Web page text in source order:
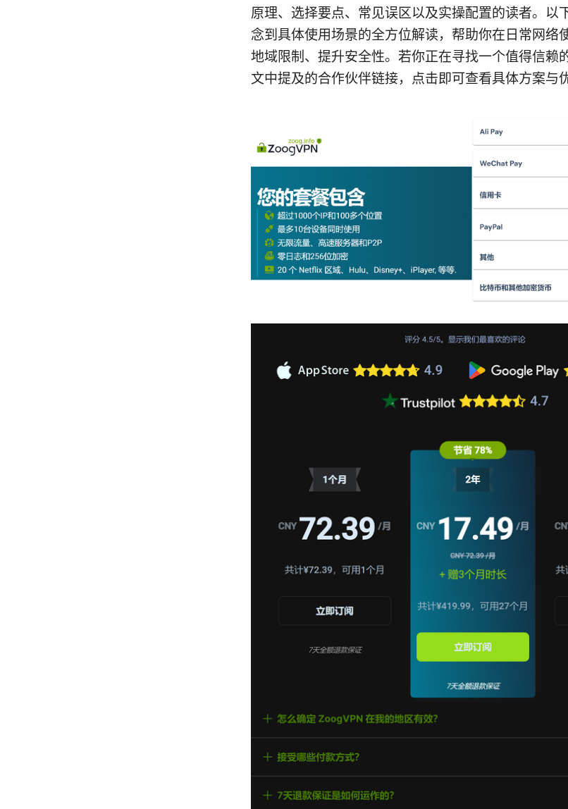
原理、选择要点、常见误区以及实操配置的读者。以
念到具体使用场景的全方位解读，帮助你在日常网络
地域限制、提升安全性。若你正在寻找一个值得信赖
文中提及的合作伙伴链接，点击即可查看具体方案与优